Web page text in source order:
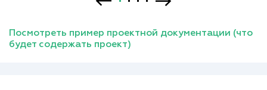
Посмотреть пример проектной документации (что
будет содержать проект)